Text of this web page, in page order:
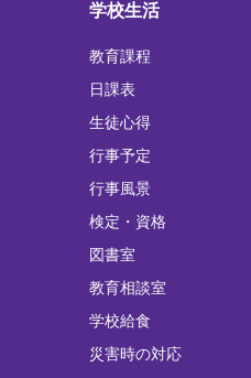
学校生活
教育課程
日課表
生徒心得
行事予定
行事風景
検定・資格
図書室
教育相談室
学校給食
災害時の対応